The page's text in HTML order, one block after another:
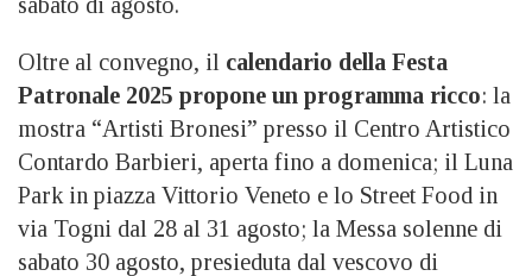
Oltre al convegno, il calendario della Festa
Patronale 2025 propone un programma ricco: la
mostra “Artisti Bronesi” presso il Centro Artistico
Contardo Barbieri, aperta fino a domenica; il Luna
Park in piazza Vittorio Veneto e lo Street Food in
via Togni dal 28 al 31 agosto; la Messa solenne di
sabato 30 agosto, presieduta dal vescovo di